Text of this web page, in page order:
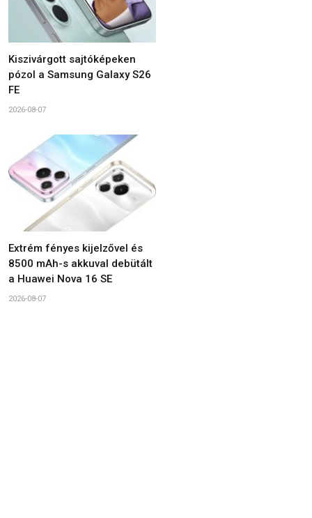
Kiszivárgott sajtóképeken
pózol a Samsung Galaxy S26
FE
2026-08-07
Extrém fényes kijelzővel és
8500 mAh-s akkuval debütált
a Huawei Nova 16 SE
2026-08-07